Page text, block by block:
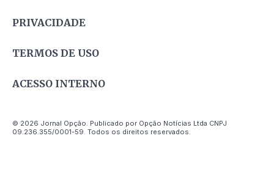
PRIVACIDADE
TERMOS DE USO
ACESSO INTERNO
© 2026 Jornal Opção. Publicado por Opção Notícias Ltda CNPJ
09.236.355/0001-59. Todos os direitos reservados.